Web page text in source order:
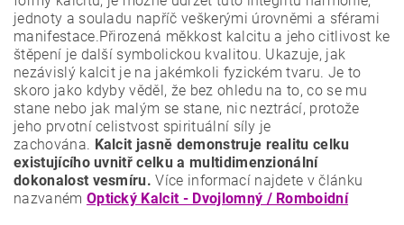
jednoty a souladu napříč veškerými úrovněmi a sférami
manifestace.Přirozená měkkost kalcitu a jeho citlivost ke
štěpení je další symbolickou kvalitou. Ukazuje, jak
nezávislý kalcit je na jakémkoli fyzickém tvaru. Je to
skoro jako kdyby věděl, že bez ohledu na to, co se mu
stane nebo jak malým se stane, nic neztrácí, protože
jeho prvotní celistvost spirituální síly je
zachována. Kalcit jasně demonstruje realitu celku
existujícího uvnitř celku a multidimenzionální
dokonalost vesmíru.Více informací najdete v článku
nazvaném Optický Kalcit - Dvojlomný / Romboidní